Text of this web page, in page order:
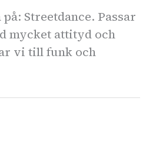
Streetdance. Passar
mycket attityd och
vi till funk och